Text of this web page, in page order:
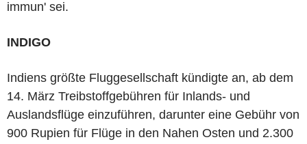
immun' sei.
INDIGO
Indiens größte Fluggesellschaft kündigte an, ab dem
14. März Treibstoffgebühren für Inlands- und
Auslandsflüge einzuführen, darunter eine Gebühr von
900 Rupien für Flüge in den Nahen Osten und 2.300